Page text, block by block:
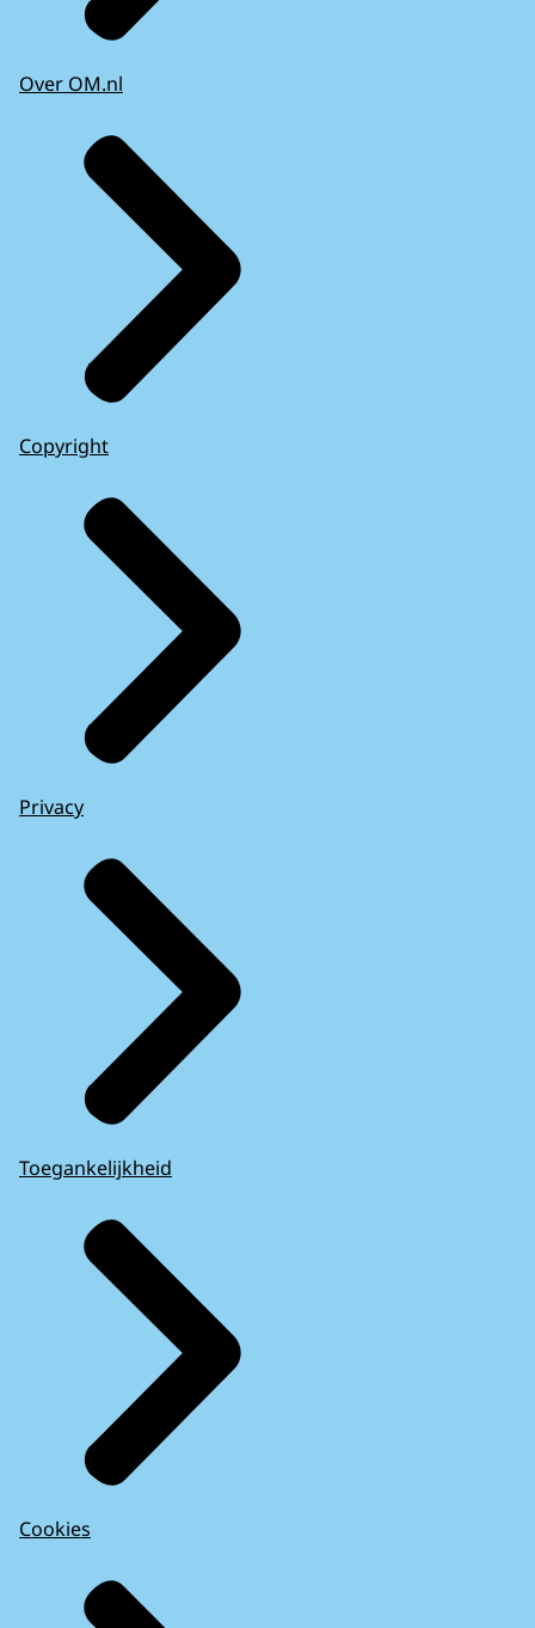
Over OM.nl
Copyright
Privacy
Toegankelijkheid
Cookies